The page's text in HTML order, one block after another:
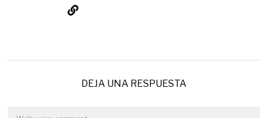
DEJA UNA RESPUESTA